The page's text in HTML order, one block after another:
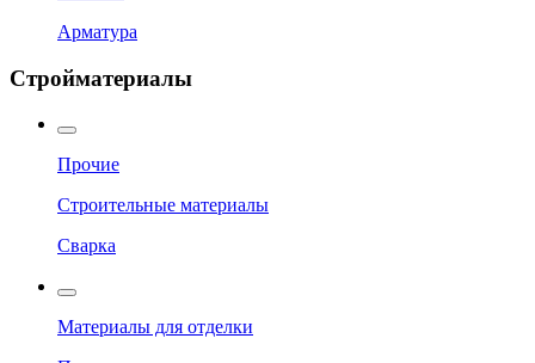
Арматура
Стройматериалы
Прочие
Строительные материалы
Сварка
Материалы для отделки